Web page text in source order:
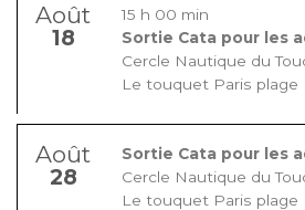
Août
18
15 h 00 min
Sortie Cata pour les
Cercle Nautique du
Le touquet Paris plage
Août
28
Sortie Cata pour les
Cercle Nautique du
Le touquet Paris plage